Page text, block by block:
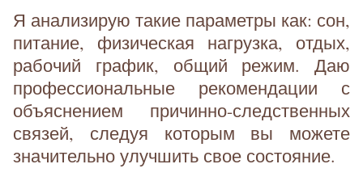
Я анализирую такие параметры как: сон,
питание, физическая нагрузка, отдых,
рабочий график, общий режим. Даю
профессиональные рекомендации с
объяснением причинно-следственных
связей, следуя которым вы можете
значительно улучшить свое состояние.